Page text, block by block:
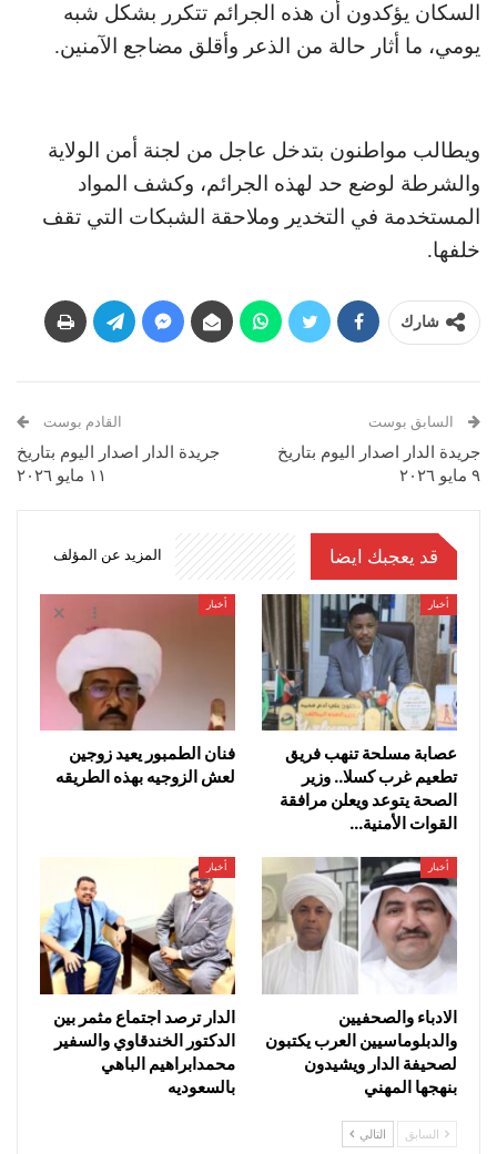
السكان يؤكدون أن هذه الجرائم تتكرر بشكل شبه
يومي، ما أثار حالة من الذعر وأقلق مضاجع الآمنين.
ويطالب مواطنون بتدخل عاجل من لجنة أمن الولاية
والشرطة لوضع حد لهذه الجرائم، وكشف المواد
المستخدمة في التخدير وملاحقة الشبكات التي تقف
خلفها.
شارك
السابق بوست
جريدة الدار اصدار اليوم بتاريخ
٩ مايو ٢٠٢٦
القادم بوست
جريدة الدار اصدار اليوم بتاريخ
١١ مايو ٢٠٢٦
قد يعجبك ايضا المزيد عن المؤلف
أخبار
عصابة مسلحة تنهب فريق
تطعيم غرب كسلا.. وزير
الصحة يتوعد ويعلن مرافقة
القوات الأمنية…
أخبار
فنان الطمبور يعيد زوجين
لعش الزوجيه بهذه الطريقه
أخبار
الادباء والصحفيين
والدبلوماسيين العرب يكتبون
لصحيفة الدار ويشيدون
بنهجها المهني
أخبار
الدار ترصد اجتماع مثمر بين
الدكتور الخندقاوي والسفير
محمدابراهيم الباهي
بالسعوديه
السابق التالي